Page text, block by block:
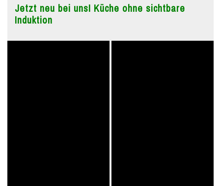
Jetzt neu bei uns! Küche ohne sichtbare
Induktion